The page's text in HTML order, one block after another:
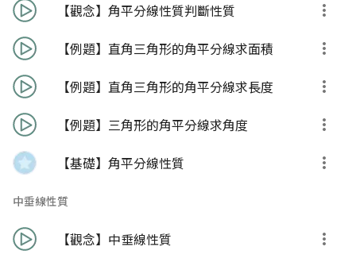
【觀念】角平分線性質判斷性質
【例題】直角三角形的角平分線求面積
【例題】直角三角形的角平分線求長度
【例題】三角形的角平分線求角度
【基礎】角平分線性質
中垂線性質
【觀念】中垂線性質